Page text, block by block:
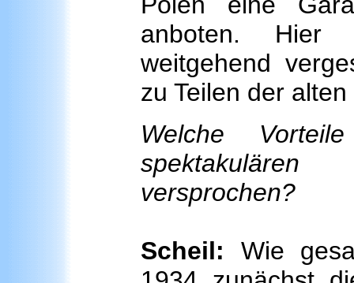
anboten. Hier
weitgehend
zu Teilen der
Welche
spektakulären
versprochen?
Scheil: Wie